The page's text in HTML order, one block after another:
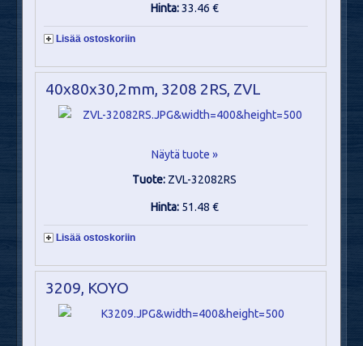
Hinta:33.46 €
Lisää ostoskoriin
40x80x30,2mm, 3208 2RS, ZVL
Näytä tuote »
Tuote: ZVL-32082RS
Hinta: 51.48 €
Lisää ostoskoriin
3209, KOYO